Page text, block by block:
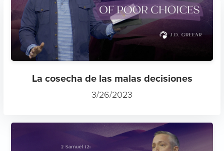
La cosecha de las malas decisiones
3/26/2023